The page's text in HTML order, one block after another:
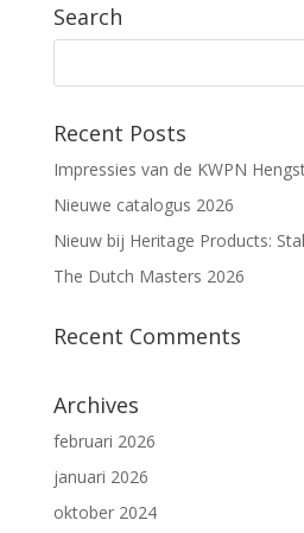
Search
Recent Posts
Impressies van de KWPN
Nieuwe catalogus 2026
Nieuw bij Heritage Products:
The Dutch Masters 2026
Recent Comments
Archives
februari 2026
januari 2026
oktober 2024